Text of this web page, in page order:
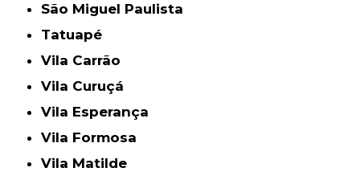
São Miguel Paulista
Tatuapé
Vila Carrão
Vila Curuçá
Vila Esperança
Vila Formosa
Vila Matilde